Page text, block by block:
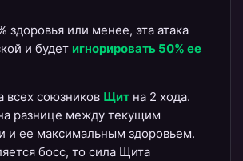
здоровья или менее, эта атака
и будет игнорировать 50% ее
всех союзников Щит на 2 хода.
разнице между текущим
и ее максимальным здоровьем.
босс, то сила Щита